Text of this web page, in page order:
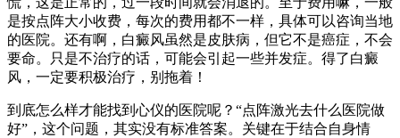
是按点阵大小收费，每次的费用都不一样，具体可以咨询当地
的医院。还有啊，白癜风虽然是皮肤病，但它不是癌症，不会
要命。只是不治疗的话，可能会引起一些并发症。得了白癜
风，一定要积极治疗，别拖着！
到底怎么样才能找到心仪的医院呢？“点阵激光去什么医院做
好”，这个问题，其实没有标准答案。关键在于结合自身情